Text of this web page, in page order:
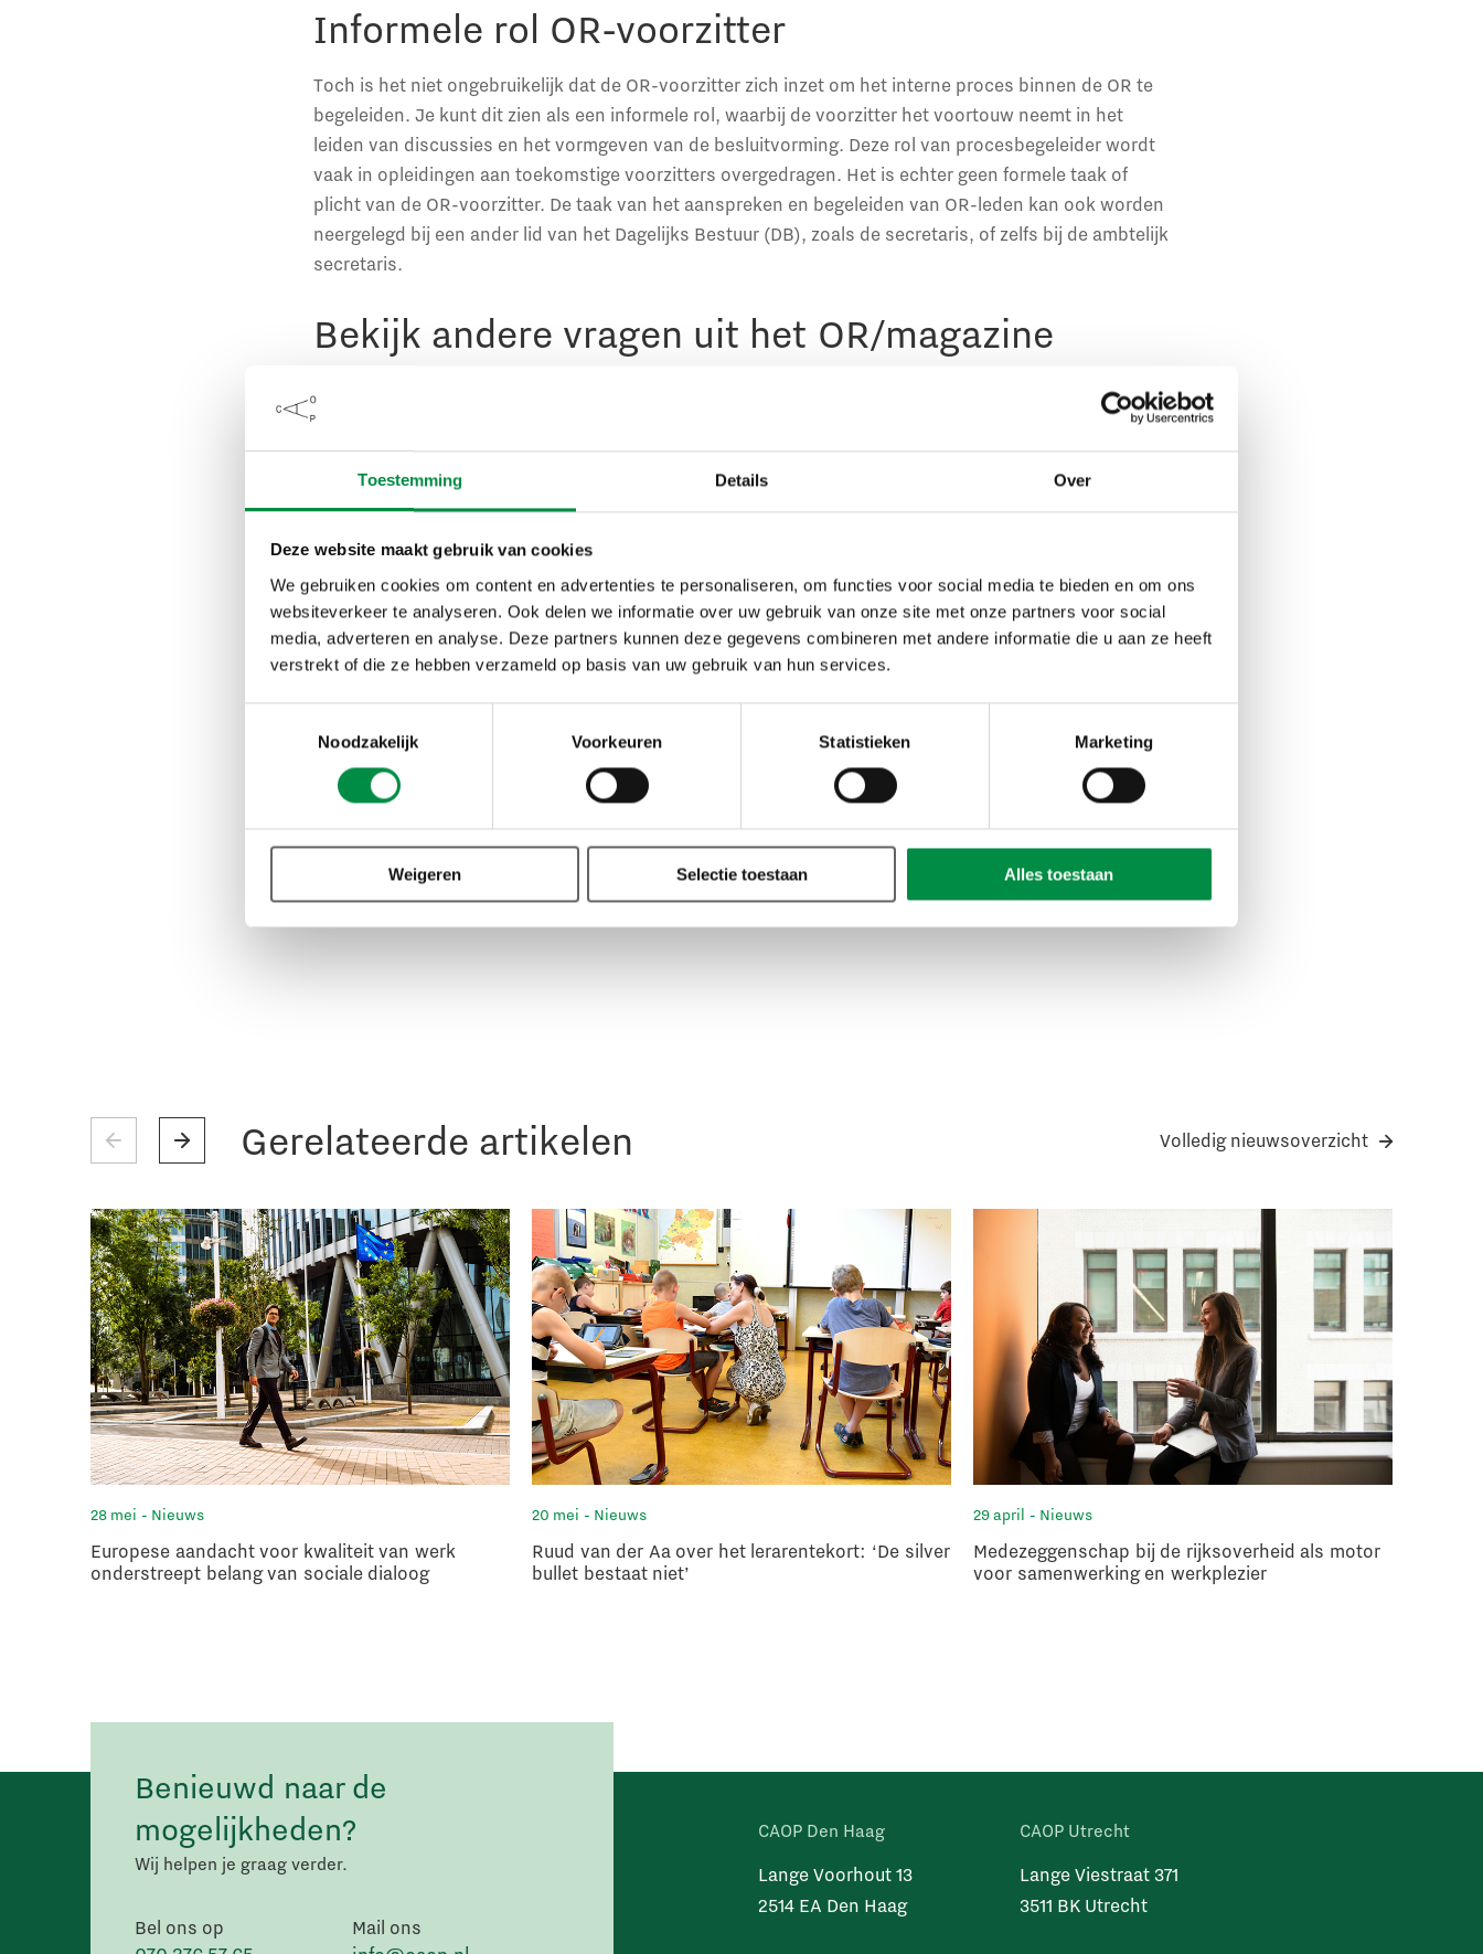
Toestemming Details Over
Deze website maakt gebruik van cookies
We gebruiken cookies om content en advertenties te personaliseren, om functies voor social media te bieden en om ons
websiteverkeer te analyseren. Ook delen we informatie over uw gebruik van onze site met onze partners voor social
media, adverteren en analyse. Deze partners kunnen deze gegevens combineren met andere informatie die u aan ze heeft
verstrekt of die ze hebben verzameld op basis van uw gebruik van hun services.
Noodzakelijk
Voorkeuren Statistieken Marketing
Weigeren Selectie toestaan Alles toestaan
Informele rol OR-voorzitter
Toch is het niet ongebruikelijk dat de OR-voorzitter zich inzet om het interne proces binnen de OR te
begeleiden. Je kunt dit zien als een informele rol, waarbij de voorzitter het voortouw neemt in het
leiden van discussies en het vormgeven van de besluitvorming. Deze rol van procesbegeleider wordt
vaak in opleidingen aan toekomstige voorzitters overgedragen. Het is echter geen formele taak of
plicht van de OR-voorzitter. De taak van het aanspreken en begeleiden van OR-leden kan ook worden
neergelegd bij een ander lid van het Dagelijks Bestuur (DB), zoals de secretaris, of zelfs bij de ambtelijk
secretaris.
Bekijk andere vragen uit het OR/magazine
Voor ieder nummer van OR/magazine beantwoorden de medezeggenschapsexperts van het CAOP
enkele OR-vragen.
Heb jij ook een vraag aan de medezeggenschapsexperts van het CAOP?
Ga naar de vragenservice van
OR/net.
Wil je hier meer over weten?
Neem contact op met
Gerelateerde artikelen Volledig nieuwsoverzicht
28 mei - Nieuws
Europese aandacht voor kwaliteit van werk
onderstreept belang van sociale dialoog
20 mei - Nieuws
Ruud van der Aa over het lerarentekort: ‘De silver
bullet bestaat niet’
29 april - Nieuws
Medezeggenschap bij de rijksoverheid als motor
voor samenwerking en werkplezier
Benieuwd naar de
mogelijkheden?
Wij helpen je graag verder.
Bel ons op Mail ons
CAOP Den Haag
Lange Voorhout 13
2514 EA Den Haag
CAOP Utrecht
Lange Viestraat 371
3511 BK Utrecht